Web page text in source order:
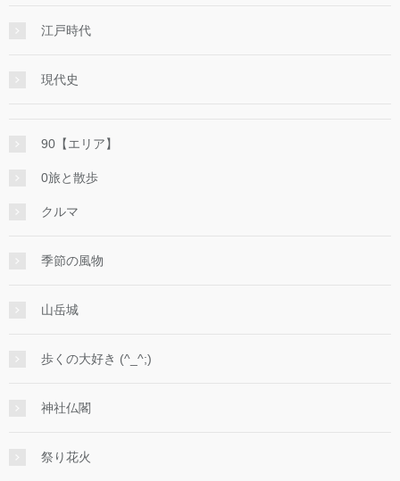
江戸時代
現代史
90【エリア】
0旅と散歩
クルマ
季節の風物
山岳城
歩くの大好き (^_^;)
神社仏閣
祭り花火